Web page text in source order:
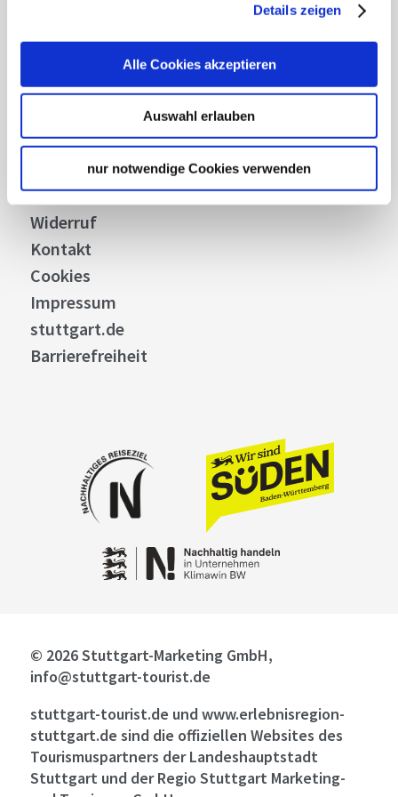
Details zeigen
Alle Cookies akzeptieren
Auswahl erlauben
nur notwendige Cookies verwenden
Stellenangebote
Business
Stuttgart Convention Bureau
Bilddatenbank
Allgemeine Geschäftsbedingungen
Datenschutz
Widerruf
Kontakt
Cookies
Impressum
stuttgart.de
Barrierefreiheit
© 2026 Stuttgart-Marketing GmbH,
info@stuttgart-tourist.de
stuttgart-tourist.de und www.erlebnisregion-
stuttgart.de sind die offiziellen Websites des
Tourismuspartners der Landeshauptstadt
Stuttgart und der Regio Stuttgart Marketing-